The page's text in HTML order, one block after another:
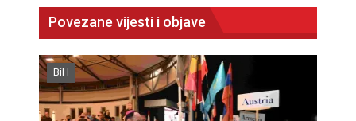
Povezane vijesti i objave
BiH